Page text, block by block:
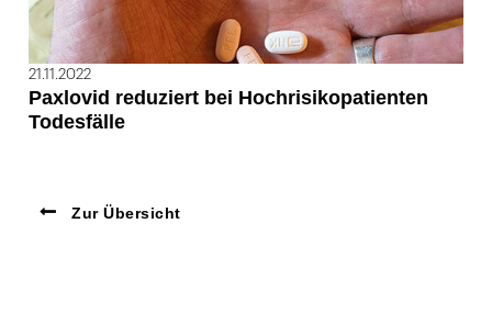
21.11.2022
Paxlovid reduziert bei Hochrisikopatienten
Todesfälle
Zur Übersicht